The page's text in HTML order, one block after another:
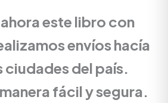
este libro con
envíos hacía
ciudades del país.
fácil y segura.